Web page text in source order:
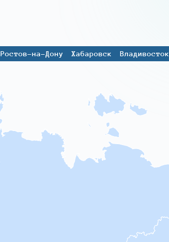
Ростов-на-Дону Хабаровск Владивосток